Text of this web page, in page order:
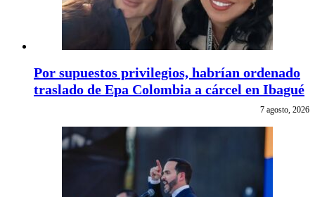
Por supuestos privilegios, habrían ordenado
traslado de Epa Colombia a cárcel en Ibagué
7 agosto, 2026